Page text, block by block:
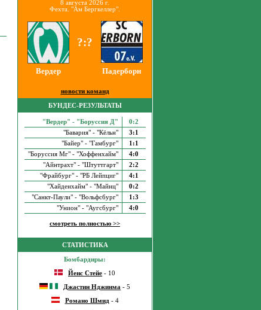
8 августа 2026 г.
Фехта. "Ам Бергкеллер".
?:?
Вердер Падерборн
новости команд
БУНДЕС-РЕЗУЛЬТАТЫ
"Вердер" - "Боруссия Д"
0:2
"Бавария" - "Кёльн"
3:1
"Байер" - "Гамбург"
1:1
"Боруссия Мг" - "Хоффенхайм"
4:0
"Айнтрахт" - "Штуттгарт"
2:2
"Фрайбург" - "РБ Лейпциг"
4:1
"Хайденхайм" - "Майнц"
0:2
"Санкт-Паули" - "Вольфсбург"
1:3
"Унион" - "Аугсбург"
4:0
смотреть полностью >>
СТАТИСТИКА
Бомбардиры:
Йенс Стейе - 10
Джастин Нджинма - 5
Романо Шмид- 4